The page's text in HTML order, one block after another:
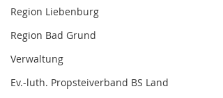
Region Liebenburg
Region Bad Grund
Verwaltung
Ev.-luth. Propsteiverband BS Land